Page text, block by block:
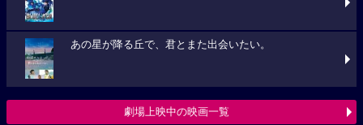
あの星が降る丘で、君とまた出会いたい。
劇場上映中の映画一覧